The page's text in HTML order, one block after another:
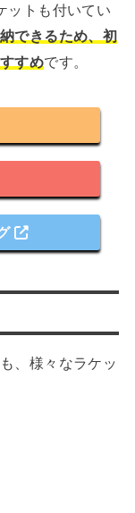
ットも付いてい
できるため、初
すめです。
、様々なラケッ